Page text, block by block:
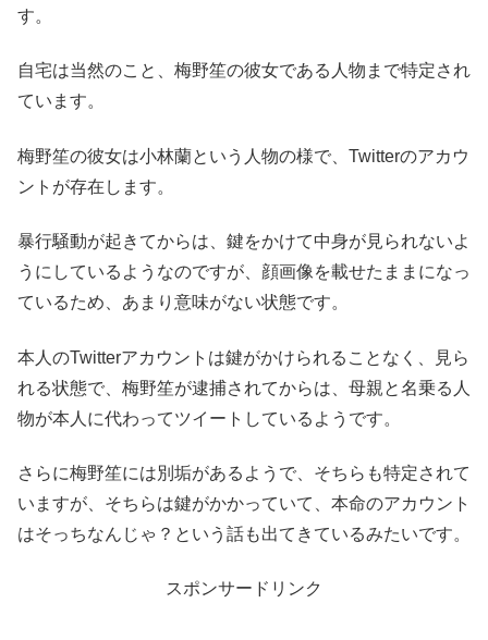
す。
自宅は当然のこと、梅野笙の彼女である人物まで特定され
ています。
梅野笙の彼女は小林蘭という人物の様で、Twitterのアカウ
ントが存在します。
暴行騒動が起きてからは、鍵をかけて中身が見られないよ
うにしているようなのですが、顔画像を載せたままになっ
ているため、あまり意味がない状態です。
本人のTwitterアカウントは鍵がかけられることなく、見ら
れる状態で、梅野笙が逮捕されてからは、母親と名乗る人
物が本人に代わってツイートしているようです。
さらに梅野笙には別垢があるようで、そちらも特定されて
いますが、そちらは鍵がかかっていて、本命のアカウント
はそっちなんじゃ？という話も出てきているみたいです。
スポンサードリンク